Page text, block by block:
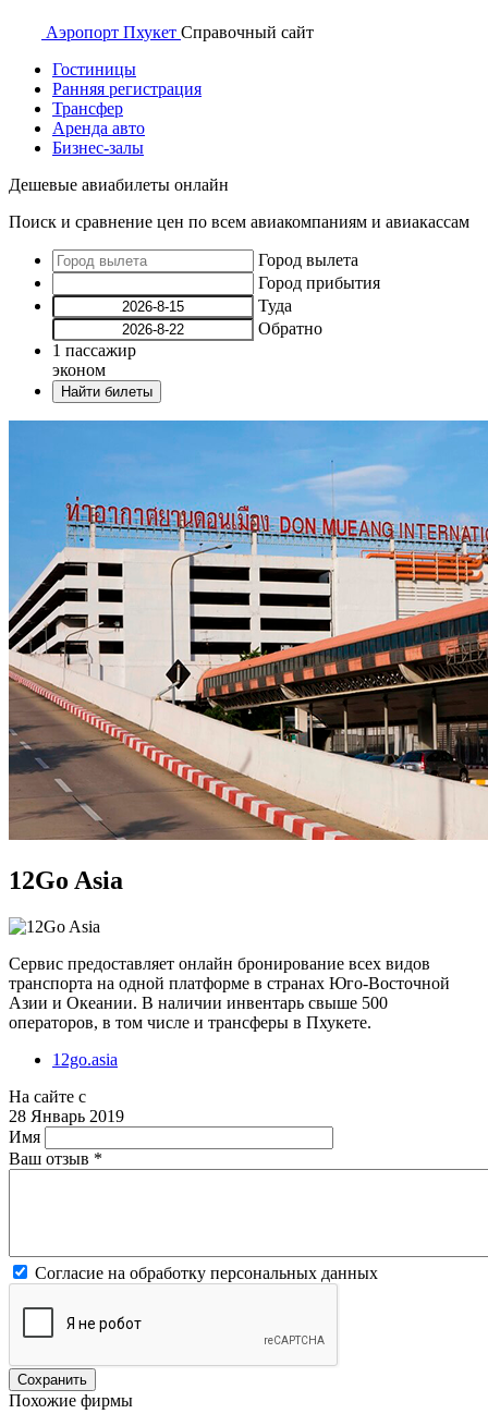
Аэропорт Пхукет Справочный сайт
Гостиницы
Ранняя регистрация
Трансфер
Аренда авто
Бизнес-залы
Дешевые авиабилеты онлайн
Поиск и сравнение цен по всем авиакомпаниям и авиакассам
Город вылета
Город прибытия
Туда
Обратно
1 пассажир
эконом
Найти билеты
12Go Asia
Сервис предоставляет онлайн бронирование всех видов
транспорта на одной платформе в странах Юго-Восточной
Азии и Океании. В наличии инвентарь свыше 500
операторов, в том числе и трансферы в Пхукете.
12go.asia
На сайте с
28 Январь 2019
Имя
Ваш отзыв *
Согласие на обработку персональных данных
Похожие фирмы